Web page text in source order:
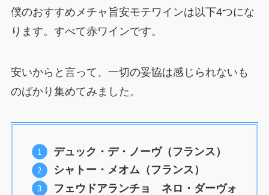
僕のおすすめメチャ旨安モテワインは以下4つにな
ります。すべて赤ワインです。
安いからと言って、一切の妥協は感じられないも
のばかり集めてみました。
デュック・デ・ノーヴ（フランス）
シャトー・メオム（フランス）
フェウドアランチョ ネロ・ダーヴォ